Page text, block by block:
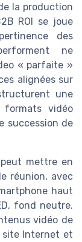
la production
ROI se joue
des
ne
« parfaite »
alignées sur
une
formats vidéo
succession de
mettre en
réunion, avec
haut
fond neutre.
vidéo de
site Internet et